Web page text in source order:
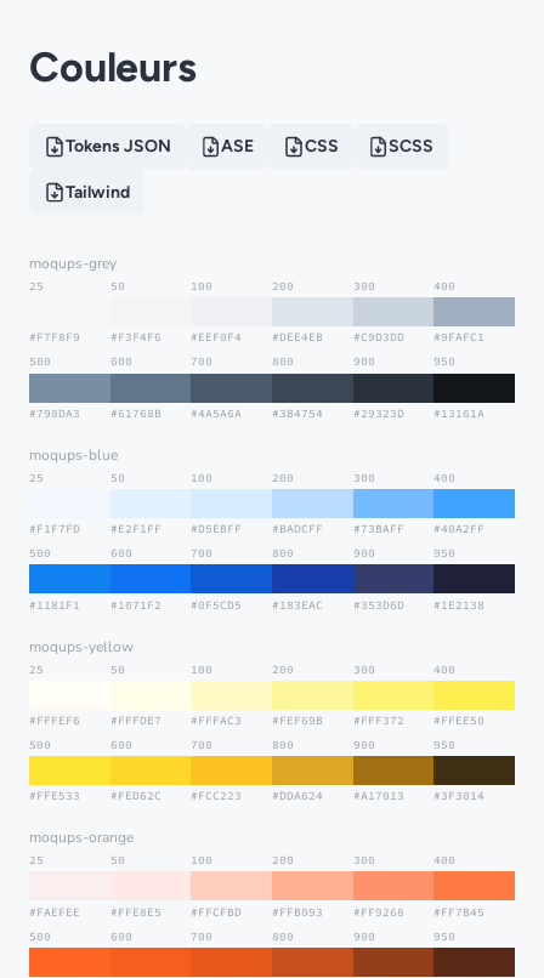
Couleurs
Tokens JSON ASE CSS SCSS
Tailwind
moqups-grey
25
#F7F8F9
50
#F3F4F6
100
#EEF0F4
200
#DEE4EB
300
#C9D3DD
400
#9FAFC1
500
#798DA3
600
#61768B
700
#4A5A6A
800
#3B4754
900
#29323D
950
#13161A
moqups-blue
25
#F1F7FD
50
#E2F1FF
100
#D5EBFF
200
#BADCFF
300
#73BAFF
400
#40A2FF
500
#1181F1
600
#1071F2
700
#0F5CD5
800
#183EAC
900
#353D6D
950
#1E2138
moqups-yellow
25
#FFFEF6
50
#FFFDE7
100
#FFFAC3
200
#FEF69B
300
#FFF372
400
#FFEE50
500
#FFE533
600
#FED62C
700
#FCC223
800
#DDA624
900
#A17013
950
#3F3014
moqups-orange
25
#FAEFEE
50
#FFE8E5
100
#FFCFBD
200
#FFB093
300
#FF9268
400
#FF7B45
500
600 700 800 900 950